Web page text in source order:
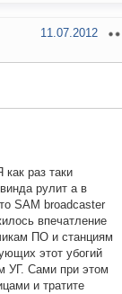
11.07.2012
как раз таки
рулит а в
SAM broadcaster
впечатление
ПО и станциям
этот убогий
УГ. Сами при этом
и тратите